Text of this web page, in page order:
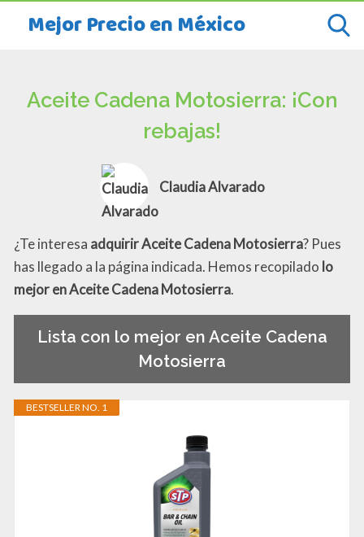
Mejor Precio en México
Aceite Cadena Motosierra: ¡Con
rebajas!
Claudia Alvarado
¿Te interesa adquirir Aceite Cadena Motosierra? Pues
has llegado a la página indicada. Hemos recopilado lo
mejor en Aceite Cadena Motosierra.
Lista con lo mejor en Aceite Cadena
Motosierra
BESTSELLER NO. 1